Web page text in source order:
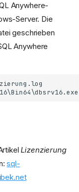
Aufruf
Anywhere-
Server. Die
geschrieben
Anywhere
Lizenzierung
sql-